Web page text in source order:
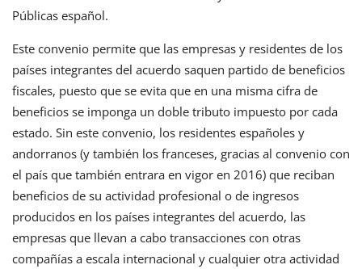
Públicas español.
Este convenio permite que las empresas y residentes de los
países integrantes del acuerdo saquen partido de beneficios
fiscales, puesto que se evita que en una misma cifra de
beneficios se imponga un doble tributo impuesto por cada
estado. Sin este convenio, los residentes españoles y
andorranos (y también los franceses, gracias al convenio con
el país que también entrara en vigor en 2016) que reciban
beneficios de su actividad profesional o de ingresos
producidos en los países integrantes del acuerdo, las
empresas que llevan a cabo transacciones con otras
compañías a escala internacional y cualquier otra actividad